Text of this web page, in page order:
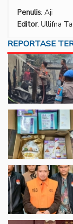
Penulis: Aji
Editor: Ullifna
REPORTASE